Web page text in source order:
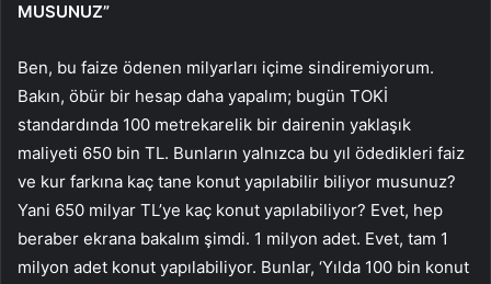
MUSUNUZ”
Ben, bu faize ödenen milyarları içime sindiremiyorum.
Bakın, öbür bir hesap daha yapalım; bugün TOKİ
standardında 100 metrekarelik bir dairenin yaklaşık
maliyeti 650 bin TL. Bunların yalnızca bu yıl ödedikleri faiz
ve kur farkına kaç tane konut yapılabilir biliyor musunuz?
Yani 650 milyar TL’ye kaç konut yapılabiliyor? Evet, hep
beraber ekrana bakalım şimdi. 1 milyon adet. Evet, tam 1
milyon adet konut yapılabiliyor. Bunlar, ‘Yılda 100 bin konut